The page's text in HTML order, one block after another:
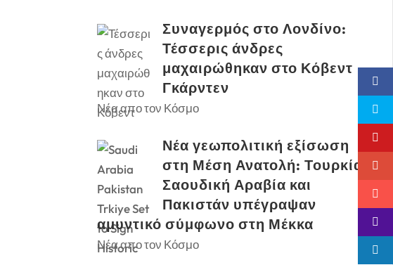
Συναγερμός στο Λονδίνο:
Τέσσερις άνδρες
μαχαιρώθηκαν στο Κόβεντ
Γκάρντεν
Νέα απο τον Κόσμο
Νέα γεωπολιτική εξίσωση
στη Μέση Ανατολή: Τουρκία,
Σαουδική Αραβία και
Πακιστάν υπέγραψαν
αμυντικό σύμφωνο στη Μέκκα
Νέα απο τον Κόσμο